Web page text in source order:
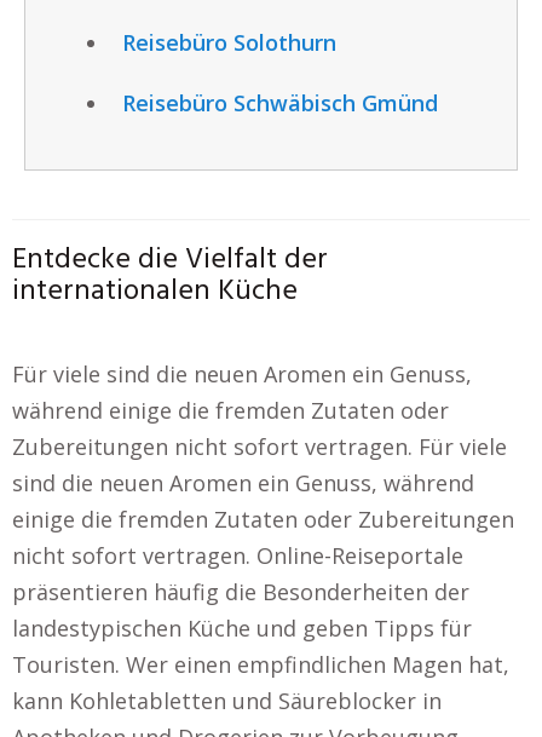
Reisebüro Solothurn
Reisebüro Schwäbisch Gmünd
Entdecke die Vielfalt der
internationalen Küche
Für viele sind die neuen Aromen ein Genuss,
während einige die fremden Zutaten oder
Zubereitungen nicht sofort vertragen. Für viele
sind die neuen Aromen ein Genuss, während
einige die fremden Zutaten oder Zubereitungen
nicht sofort vertragen. Online-Reiseportale
präsentieren häufig die Besonderheiten der
landestypischen Küche und geben Tipps für
Touristen. Wer einen empfindlichen Magen hat,
kann Kohletabletten und Säureblocker in